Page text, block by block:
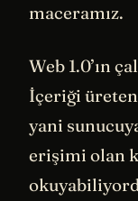
maceramız.
Web 1.0’ın
İçeriği
yani
erişimi olan